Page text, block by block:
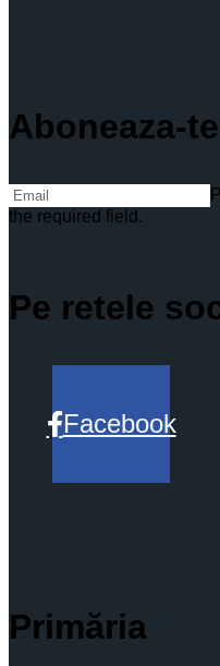
Aboneaza-
the required field.
Pe retele
Facebook
Primăria